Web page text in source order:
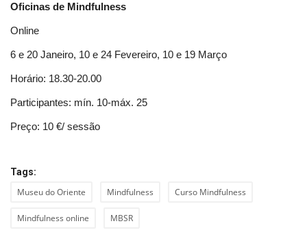
Oficinas de Mindfulness
Online
6 e 20 Janeiro, 10 e 24 Fevereiro, 10 e 19 Março
Horário: 18.30-20.00
Participantes: mín. 10-máx. 25
Preço: 10 €/ sessão
Tags:
Museu do Oriente Mindfulness Curso Mindfulness
Mindfulness online MBSR